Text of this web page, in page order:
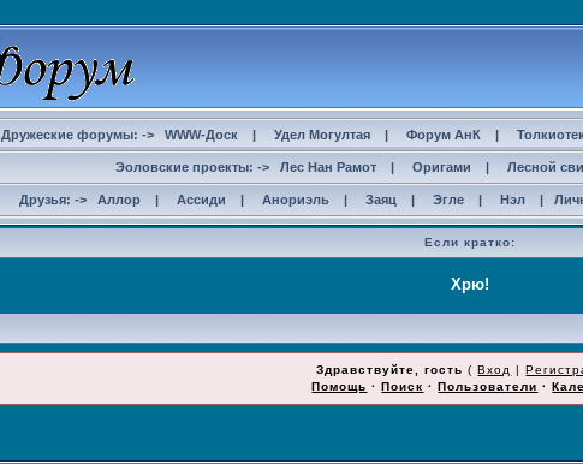
Дружеские форумы: -> WWW-Доск | Удел Могултая | Форум АнК |
Эоловские проекты: -> Лес Нан Рамот | Оригами | Лесной
Друзья: -> Аллор | Ассиди | Анориэль | Заяц | Эгле | Нэл |
Если кратко:
Здравствуйте, гость (Вход |
Помощь ·Поиск ·Пользователи ·